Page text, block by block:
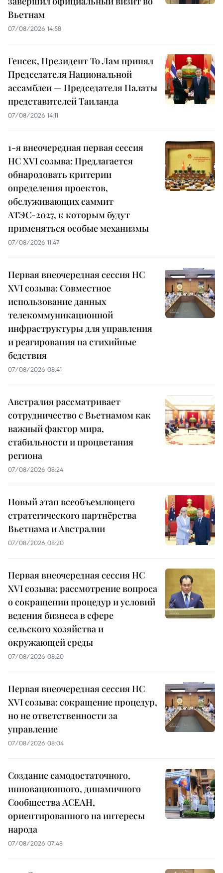
Вьетнам
07/08/2026 14:58
Генсек, Президент То Лам принял
Председателя Национальной
ассамблеи — Председателя Палаты
представителей Таиланда
07/08/2026 14:11
1-я внеочередная первая сессия
НС XVI созыва: Предлагается
обнародовать критерии
определения проектов,
обслуживающих саммит
АТЭС-2027, к которым будут
применяться особые механизмы
07/08/2026 11:47
Первая внеочередная сессия НС
XVI созыва: Совместное
использование данных
телекоммуникационной
инфраструктуры для управления
и реагирования на стихийные
бедствия
07/08/2026 08:41
Австралия рассматривает
сотрудничество с Вьетнамом как
важный фактор мира,
стабильности и процветания
региона
07/08/2026 08:24
Новый этап всеобъемлющего
стратегического партнёрства
Вьетнама и Австралии
07/08/2026 08:20
Первая внеочередная сессия НС
XVI созыва: рассмотрение вопроса
о сокращении процедур и условий
ведения бизнеса в сфере
сельского хозяйства и
окружающей среды
07/08/2026 08:20
Первая внеочередная сессия НС
XVI созыва: сокращение процедур,
но не ответственности за
управление
07/08/2026 08:04
Создание самодостаточного,
инновационного, динамичного
Сообщества АСЕАН,
ориентированного на интересы
народа
07/08/2026 07:48